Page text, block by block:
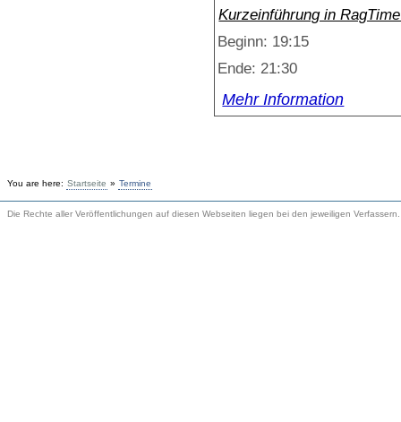
Kurzeinführung in
Beginn: 19:15
Ende: 21:30
Mehr Information
You are here: Startseite » Termine
Die Rechte aller Veröffentlichungen auf diesen Webseiten liegen bei den jeweiligen